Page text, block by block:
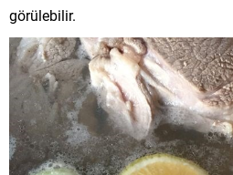
görülebilir.